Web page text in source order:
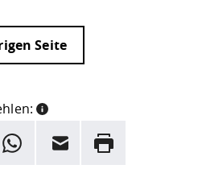
Seite
und ein Link zur
WhatsappE-Mail Drucken